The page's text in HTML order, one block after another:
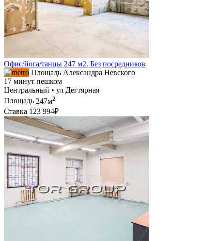
Офис/йога/танцы 247 м2. Без посредников
Площадь Александра Невского
17 минут пешком
Центральный • ул Дегтярная
Площадь 247м2
Ставка 123 994₽